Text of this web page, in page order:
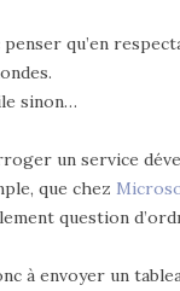
qu’en
sinon…
un service
que chez
question
à envoyer un